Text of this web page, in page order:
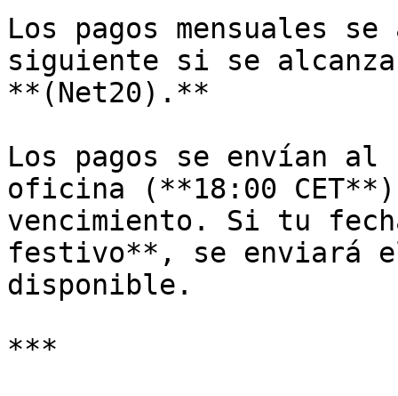
Los pagos mensuales
siguiente si se
**(Net20).**
Los pagos se envían
oficina (**18:00
vencimiento. Si tu
festivo**, se enviará
disponible.
***